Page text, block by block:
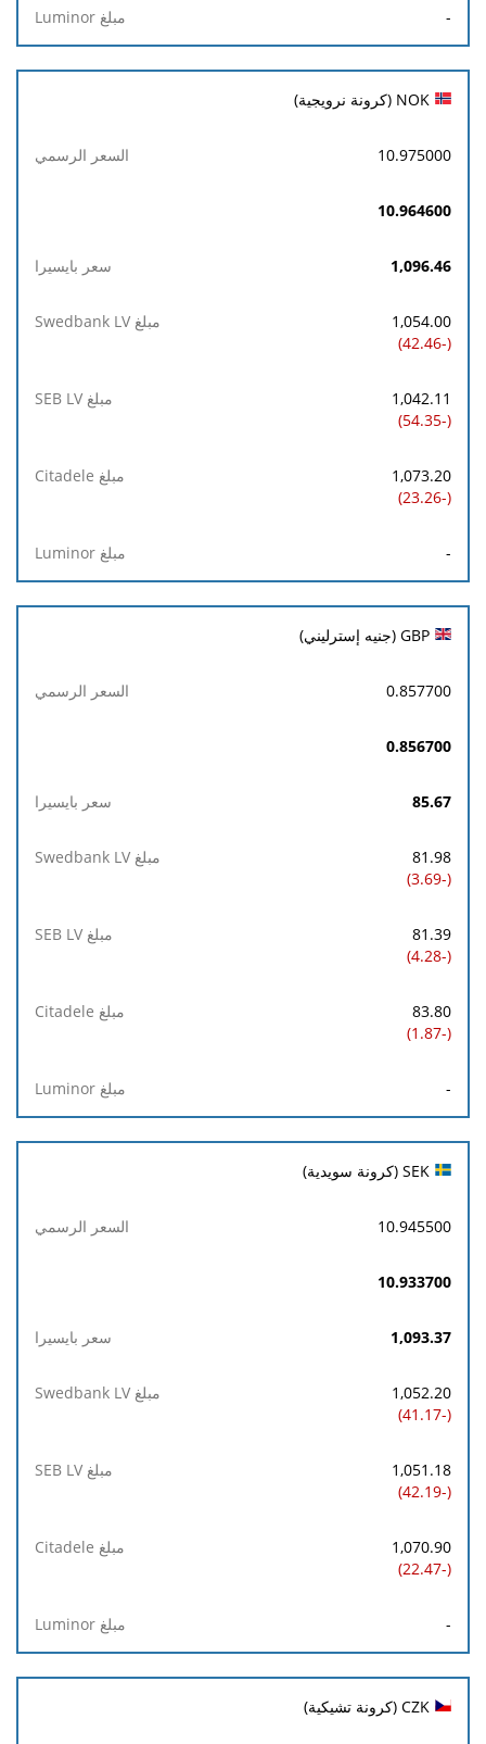
-
10.975000
10.964600
1,096.46
1,054.00
(-42.46)
1,042.11
(-54.35)
1,073.20
(-23.26)
-
0.857700
0.856700
85.67
81.98
(-3.69)
81.39
(-4.28)
83.80
(-1.87)
-
10.945500
10.933700
1,093.37
1,052.20
(-41.17)
1,051.18
(-42.19)
1,070.90
(-22.47)
-